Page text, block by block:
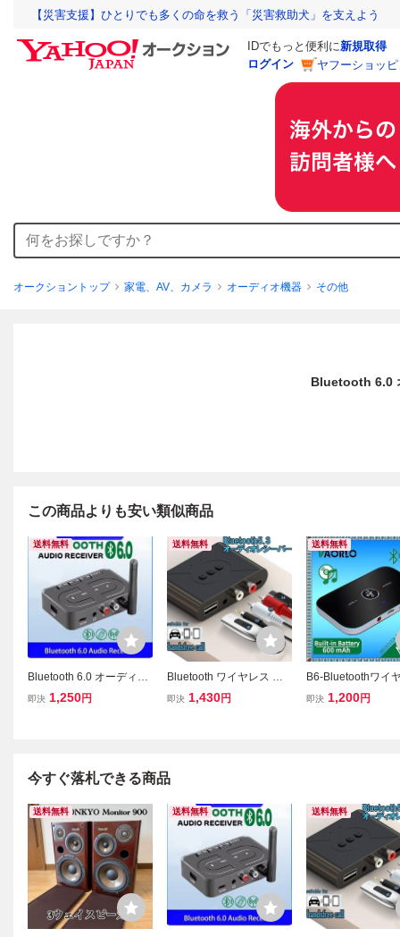
【災害支援】ひとりでも多くの命を救う「災害救助犬」を支えよう
IDでもっと便利に新規取得
ログイン
ヤフーショッ
オークショントップ 家電、AV、カメラ オーディオ機器 その他
Bluetooth 6.0
この商品よりも安い類似商品
送料無料
Bluetooth 6.0 オーディオ
レシーバーワイヤレスス
即決 1,250円
送料無料
Bluetooth ワイヤレス オ
ーディオレシーバ AUX ハ
即決 1,430円
送料無料
B6-Bluetoothワイ
オーディオレシー
即決 1,200円
今すぐ落札できる商品
送料無料 送料無料 送料無料